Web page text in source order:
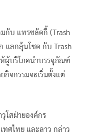
มกับ แทรชลัคกี้ (Trash
แลกลุ้นโชค กับ Trash
ห้ผู้บริโภคนำบรรจุภัณฑ์
กิจกรรมจะเริ่มตั้งแต่
โสฝ่ายองค์กร
ทศไทย และลาว กล่าว